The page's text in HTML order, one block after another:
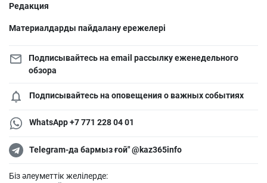
Редакция
Материалдарды пайдалану ережелері
Подписывайтесь на email рассылку еженедельного
обзора
Подписывайтесь на оповещения о важных событиях
WhatsApp +7 771 228 04 01
Telegram-да бармыз ғой" @kaz365info
Біз әлеуметтік желілерде: